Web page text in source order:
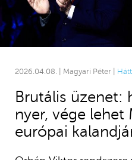
2026.04.08. | Magyari Péter |
Brutális üzenet:
nyer, vége lehet
európai